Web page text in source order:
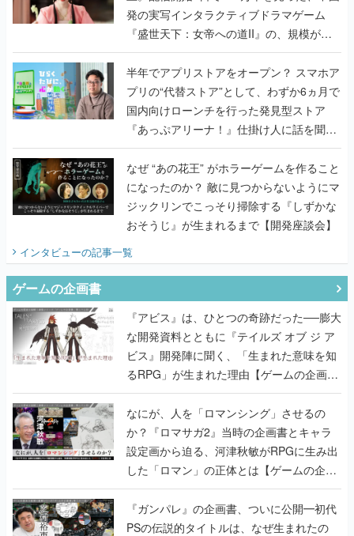
発の実写インタラクティブドラマゲーム
『盛世天下：女帝への道II』の、規模が違
うこだわりをプロデューサーに聞いた
半年でアプリストアをオープン？ スマホア
プリの“代替ストア”として、わずか6ヵ月で
国内向けローンチを行った発見型ストア
『あっぷアリーナ！』仕掛け人に話を聞い
てみた
なぜ “あの花王” がホラーゲームを作ること
になったのか？ 敵に見つからないようにマ
ジックリンでこっそり掃除する『しずかな
おそうじ』が生まれるまで【開発座談会】
インタビューの記事一覧
ゲームの企画書
『アビス』は、ひとつの奇跡だった──膨大
な開発資料とともに『テイルズ オブ ジ ア
ビス』開発陣に聞く、「生まれた意味を知
るRPG」が生まれた理由【ゲームの企画
書】
なにが、人を「ロマンシング」させるの
か？『ロマサガ2』当時の企画書とキャラ
設定画から迫る、河津秋敏がRPGに生み出
した「ロマン」の正体とは【ゲームの企画
書】
『ガンパレ』の企画書、ついに公開━初代
PSの伝説的タイトルは、なぜ生まれたの